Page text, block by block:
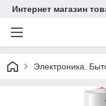
Интернет магазин
Электроника.